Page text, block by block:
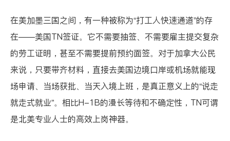
在美加墨三国之间，有一种被称为“打工人快速通道”的存
在——美国TN签证。它不需要抽签、不需要雇主提交复杂
的劳工证明，甚至不需要提前预约面签。对于加拿大公民
来说，只要带齐材料，直接去美国边境口岸或机场就能现
场申请、当场获批、当天入境上班，是真正意义上的“说走
就走式就业”。相比H-1B的漫长等待和不确定性，TN可谓
是北美专业人士的高效上岗神器。